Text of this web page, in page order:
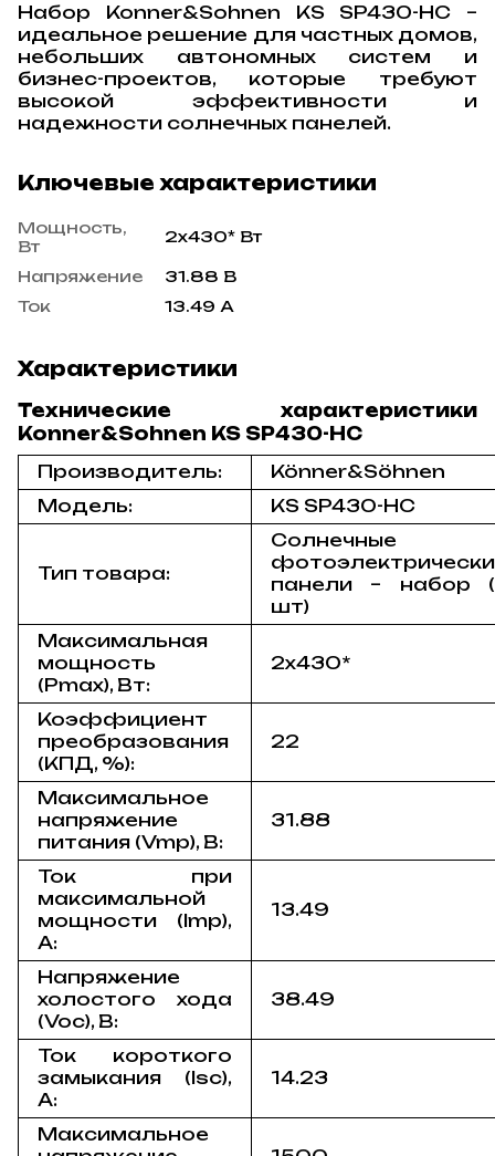
Набор Konner&Sohnen KS SP430-HC –
идеальное решение для частных домов,
небольших автономных систем и
бизнес-проектов, которые требуют
высокой эффективности и
надежности солнечных панелей.
Ключевые характеристики
Мощность,
Вт
2x430* Вт
Напряжение
31.88 В
Ток
13.49 А
Характеристики
Технические характеристики
Konner&Sohnen KS SP430-HC
Производитель:
Könner&Söhnen
Модель:
KS SP430-HC
Тип товара:
Солнечные
панели – набор
шт)
Максимальная
мощность
(Pmax), Вт:
2x430*
Коэффициент
преобразования
(КПД, %):
22
Максимальное
напряжение
питания (Vmp), В:
31.88
Ток при
максимальной
мощности (Imp),
A:
13.49
Напряжение
холостого хода
(Voc), В:
38.49
Ток короткого
замыкания (Isc),
A:
14.23
Максимальное